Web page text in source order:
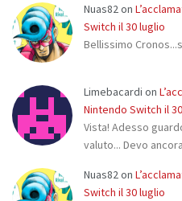
Nuas82on
Switch il 30 luglio
Bellissimo
Limebacardi on
Nintendo Switch il
Vista! Adesso
valuto... Devo
Nuas82on
Switch il 30 luglio